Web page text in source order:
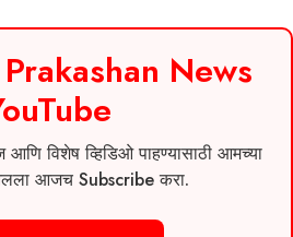
News
आणि विशेष व्हिडिओ पाहण्यासाठी आमच्या
आजच Subscribe करा.